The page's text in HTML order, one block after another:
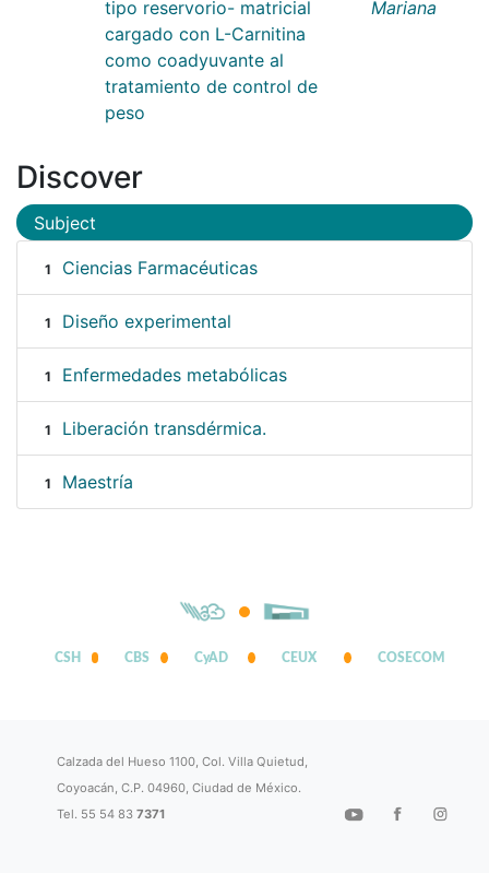
tipo reservorio- matricial
cargado con L-Carnitina
como coadyuvante al
tratamiento de control de
peso
Mariana
Discover
Subject
1 Ciencias Farmacéuticas
1 Diseño experimental
1 Enfermedades metabólicas
1 Liberación transdérmica.
1 Maestría
CSH CBS CyAD CEUX COSECOM
Calzada del Hueso 1100, Col. Villa Quietud,
Coyoacán, C.P. 04960, Ciudad de México.
Tel. 55 54 837371